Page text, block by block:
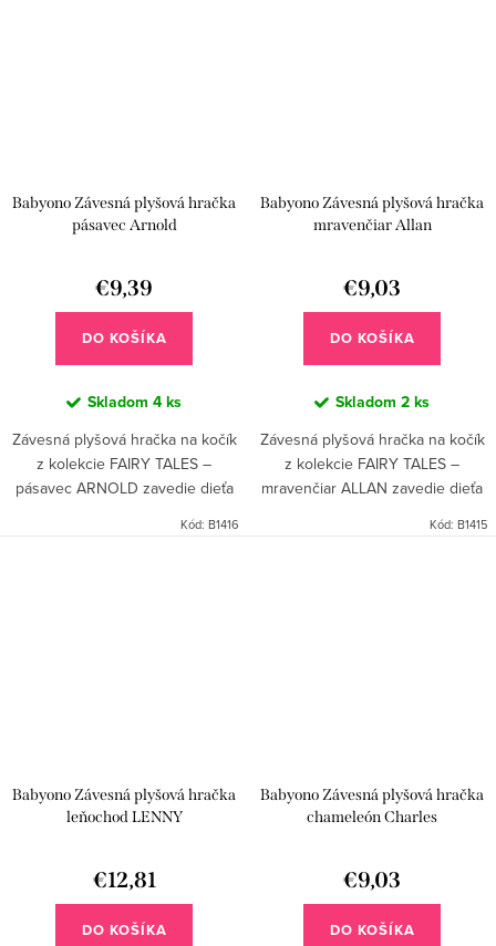
Babyono Závesná plyšová hračka
pásavec Arnold
€9,39
DO KOŠÍKA
Skladom 4 ks
Závesná plyšová hračka na kočík
z kolekcie FAIRY TALES –
pásavec ARNOLD zavedie dieťa
zvukov a tvarov. Vďaka
Kód: B1416
Babyono Závesná plyšová hračka
mravenčiar Allan
€9,03
DO KOŠÍKA
Skladom 2 ks
Závesná plyšová hračka na kočík
z kolekcie FAIRY TALES –
mravenčiar ALLAN zavedie dieťa
zvukov a tvarov. Vďaka
Kód: B1415
Babyono Závesná plyšová hračka
leňochod LENNY
€12,81
DO KOŠÍKA
Babyono Závesná plyšová hračka
chameleón Charles
€9,03
DO KOŠÍKA